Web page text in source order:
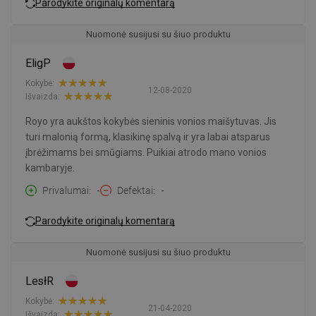
Parodykite originalų komentarą
Nuomonė susijusi su šiuo produktu
EligP
12-08-2020
Kokybė:
Išvaizda:
Royo yra aukštos kokybės sieninis vonios maišytuvas. Jis
turi malonią formą, klasikinę spalvą ir yra labai atsparus
įbrėžimams bei smūgiams. Puikiai atrodo mano vonios
kambaryje.
Privalumai
- Defektai -
Parodykite originalų komentarą
Nuomonė susijusi su šiuo produktu
LesłR
21-04-2020
Kokybė: